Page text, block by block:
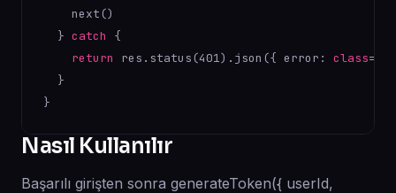
    next()
  }
catch
{
return
res.status(401).json({ error: class=
  }
}
Nasıl Kullanılır
Başarılı girişten sonra generateToken({ userId,